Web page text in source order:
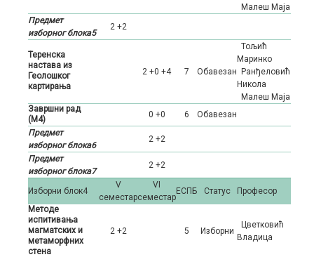
Малеш Маја
Предмет
изборног блока5
2 +2
Теренска
настава из
Геолошког
картирања
2 +0 +4 7 Oбавезан
Тољић
Маринко
Ранђеловић
Никола
Малеш Маја
Завршни рад
(М4)
0 +0 6
Oбавезан
Предмет
изборног блока6
2 +2
Предмет
изборног блока7
2 +2
Изборни блок4
V
семестар
VI
семестар
ЕСПБ Статус
Професор
Методе
испитивања
магматских и
метаморфних
стена
2 +2 5 Изборни
Цветковић
Владица